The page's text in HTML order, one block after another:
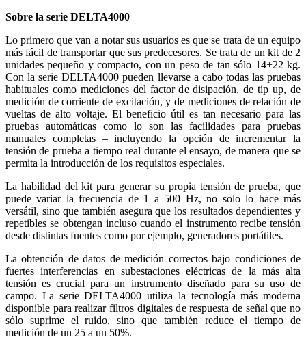
Sobre la serie DELTA4000
Lo primero que van a notar sus usuarios es que se trata de un equipo
más fácil de transportar que sus predecesores. Se trata de un kit de 2
unidades pequeño y compacto, con un peso de tan sólo 14+22 kg.
Con la serie DELTA4000 pueden llevarse a cabo todas las pruebas
habituales como mediciones del factor de disipación, de tip up, de
medición de corriente de excitación, y de mediciones de relación de
vueltas de alto voltaje. El beneficio útil es tan necesario para las
pruebas automáticas como lo son las facilidades para pruebas
manuales completas – incluyendo la opción de incrementar la
tensión de prueba a tiempo real durante el ensayo, de manera que se
permita la introducción de los requisitos especiales.
La habilidad del kit para generar su propia tensión de prueba, que
puede variar la frecuencia de 1 a 500 Hz, no solo lo hace más
versátil, sino que también asegura que los resultados dependientes y
repetibles se obtengan incluso cuando el instrumento recibe tensión
desde distintas fuentes como por ejemplo, generadores portátiles.
La obtención de datos de medición correctos bajo condiciones de
fuertes interferencias en subestaciones eléctricas de la más alta
tensión es crucial para un instrumento diseñado para su uso de
campo. La serie DELTA4000 utiliza la tecnología más moderna
disponible para realizar filtros digitales de respuesta de señal que no
sólo suprime el ruido, sino que también reduce el tiempo de
medición de un 25 a un 50%.